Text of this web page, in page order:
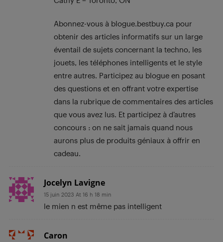
Abonnez-vous à blogue.bestbuy.ca pour
obtenir des articles informatifs sur un large
éventail de sujets concernant la techno, les
jouets, les téléphones intelligents et le style
entre autres. Participez au blogue en posant
des questions et en offrant votre expertise
dans la rubrique de commentaires des articles
que vous avez lus. Et participez à d’autres
concours : on ne sait jamais quand nous
aurons plus de produits géniaux à offrir en
cadeau.
Jocelyn Lavigne
15 juin 2023 At 16 h 18 min
le mien n est même pas intelligent
Caron